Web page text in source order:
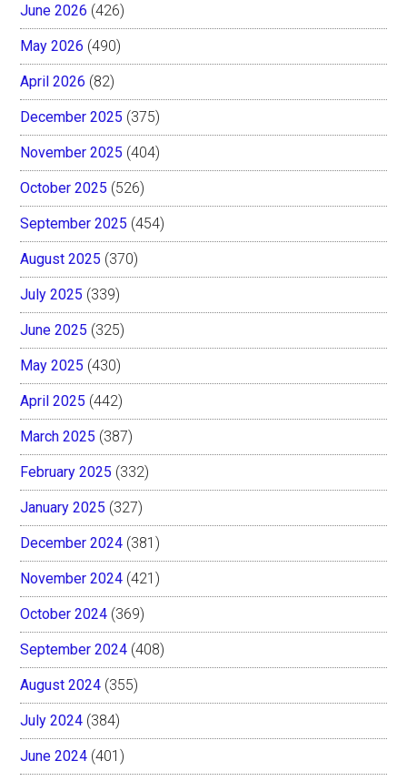
June 2026 (426)
May 2026 (490)
April 2026 (82)
December 2025 (375)
November 2025 (404)
October 2025 (526)
September 2025 (454)
August 2025 (370)
July 2025 (339)
June 2025 (325)
May 2025 (430)
April 2025 (442)
March 2025 (387)
February 2025 (332)
January 2025 (327)
December 2024 (381)
November 2024 (421)
October 2024 (369)
September 2024 (408)
August 2024 (355)
July 2024 (384)
June 2024 (401)